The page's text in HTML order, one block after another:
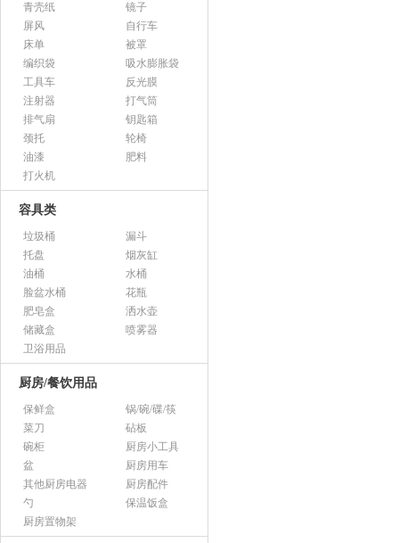
青壳纸
镜子
屏风
自行车
床单
被罩
编织袋
吸水膨胀袋
工具车
反光膜
注射器
打气筒
排气扇
钥匙箱
颈托
轮椅
油漆
肥料
打火机
容具类
垃圾桶
漏斗
托盘
烟灰缸
油桶
水桶
脸盆水桶
花瓶
肥皂盒
洒水壶
储藏盒
喷雾器
卫浴用品
厨房/餐饮用品
保鲜盒
锅/碗/碟/筷
菜刀
砧板
碗柜
厨房小工具
盆
厨房用车
其他厨房电器
厨房配件
勺
保温饭盒
厨房置物架